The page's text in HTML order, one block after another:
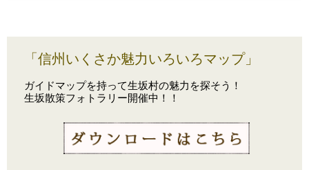
「信州いくさか魅力いろいろマップ」
ガイドマップを持って生坂村の魅力を探そう！
生坂散策フォトラリー開催中！！